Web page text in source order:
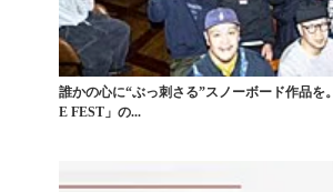
誰かの心に“ぶっ刺さる”スノーボード作品
E FEST」の...